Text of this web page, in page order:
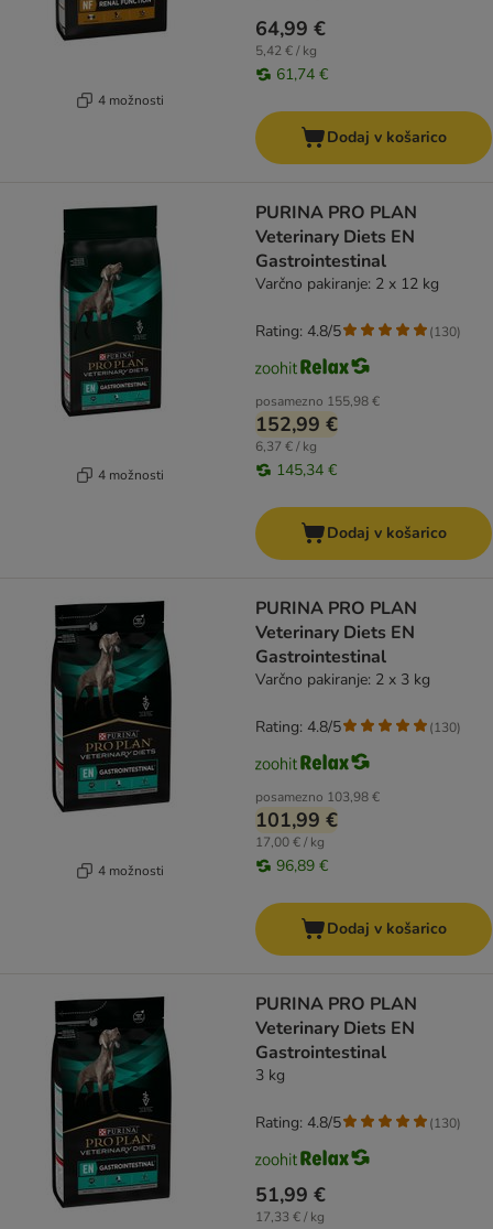
4 možnosti
64,99 €
5,42 € / kg
61,74 €
Dodaj v košarico
4 možnosti
PURINA PRO PLAN
Veterinary Diets EN
Gastrointestinal
Varčno pakiranje: 2 x 12 kg
posamezno 155,98 €
152,99 €
6,37 € / kg
145,34 €
Rating: 4.8/5 (130)
Dodaj v košarico
4 možnosti
PURINA PRO PLAN
Veterinary Diets EN
Gastrointestinal
Varčno pakiranje: 2 x 3 kg
posamezno 103,98 €
101,99 €
17,00 € / kg
96,89 €
Rating: 4.8/5 (130)
Dodaj v košarico
PURINA PRO PLAN
Veterinary Diets EN
Gastrointestinal
3 kg
51,99 €
17,33 € / kg
Rating: 4.8/5 (130)